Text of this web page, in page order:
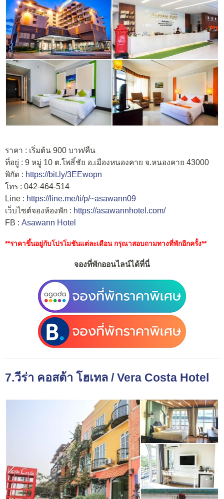
ราคา : เริ่มต้น 900 บาท/คืน
ที่อยู่ : 9 หมู่ 10 ต.โพธิ์ชัย อ.เมืองหนองคาย จ.หนองคาย 43000
พิกัด : https://bit.ly/3EEwopn
โทร : 042-464-514
Line : https://line.me/ti/p/~asawann09
เว็บไซต์จองห้องพัก : https://asawannhotel.com/
FB : Asawann Hotel
**ราคาขึ้นอยู่กับโปรโมชันแต่ละเดือน กรุณาสอบถามทางที่พักอีกครั้ง**
จองที่พักออนไลน์ได้ที่นี่
7.วีร่า คอสต้า โฮเทล / Vera Costa Hotel